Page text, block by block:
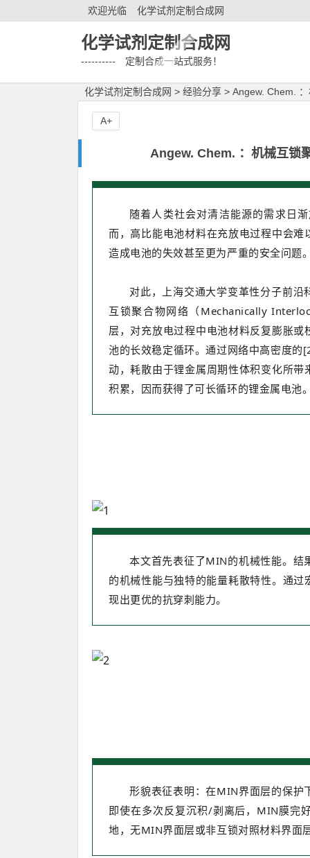
欢迎光临 化学试剂定制合成网
化学试剂定制合成网
---------- 定制合成一站式服务！
化学试剂定制合成网 > 经验分享 > Angew. Chem.
Angew. Chem. ：机械互锁
A+
随着人类社会对清洁能源的需求日
而，高比能电池材料在充放电过程中会
造成电池的失效甚至更为严重的安全问题
对此，上海交通大学变革性分子前
互锁聚合物网络（Mechanically
层，对充放电过程中电池材料反复膨胀
池的长效稳定循环。通过网络中高密度
动，耗散由于锂金属周期性体积变化所
积累，因而获得了可长循环的锂金属电池
本文首先表征了MIN的机械性能。
的机械性能与独特的能量耗散特性。通
现出更优的抗穿刺能力。
形貌表征表明：在MIN界面层的保护
即使在多次反复沉积/剥离后，MIN膜完
地，无MIN界面层或非互锁对照材料界面